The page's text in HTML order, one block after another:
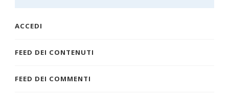
ACCEDI
FEED DEI CONTENUTI
FEED DEI COMMENTI